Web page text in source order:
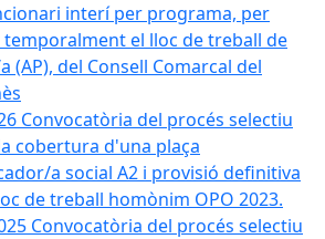
interí per programa, per
el lloc de treball de
(AP), del Consell Comarcal del
Convocatòria del procés selectiu
cobertura d'una plaça
a social A2 i provisió definitiva
de treball homònim OPO 2023.
Convocatòria del procés selectiu